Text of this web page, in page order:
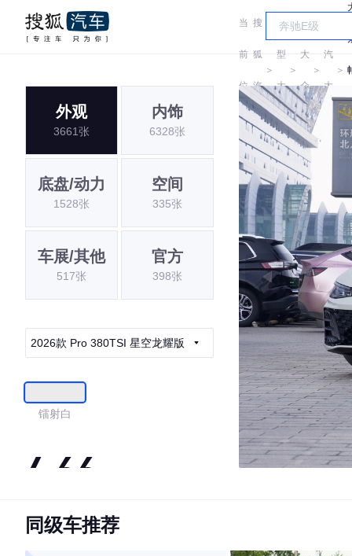
当
前
位
置:
搜
狐
汽
车
＞
车
型
大
全
＞
大
众
＞
汽
大
＞
外观
3661张
内饰
6328张
底盘/动力
1528张
空间
335张
车展/其他
517张
官方
398张
2026款 Pro 380TSI 星空龙耀版
镭射白
4.66
·外观表现一般，低于54%同级车
同级车推荐